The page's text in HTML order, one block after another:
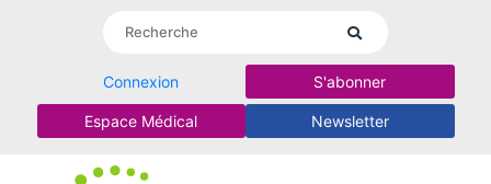
Connexion S'abonner
Espace Médical Newsletter